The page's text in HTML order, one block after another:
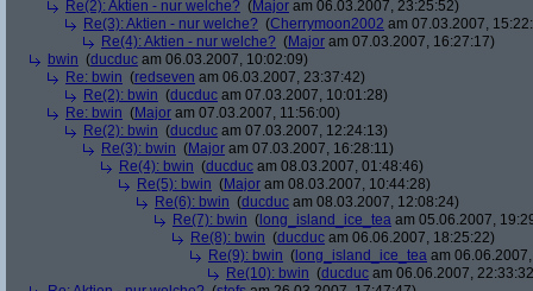
Re(2): Aktien - nur welche? (Major am 06.03.2007, 23:25:52)
Re(3): Aktien - nur welche? (Cherrymoon2002 am 07.03.2007,
Re(4): Aktien - nur welche? (Major am 07.03.2007, 16:27:17)
bwin (ducduc am 06.03.2007, 10:02:09)
Re: bwin (redseven am 06.03.2007, 23:37:42)
Re(2): bwin (ducduc am 07.03.2007, 10:01:28)
Re: bwin (Major am 07.03.2007, 11:56:00)
Re(2): bwin (ducduc am 07.03.2007, 12:24:13)
Re(3): bwin (Major am 07.03.2007, 16:28:11)
Re(4): bwin (ducduc am 08.03.2007, 01:48:46)
Re(5): bwin (Major am 08.03.2007, 10:44:28)
Re(6): bwin (ducduc am 08.03.2007, 12:08:24)
Re(7): bwin ( long_island_ice_tea am 05.06.2007,
Re(8): bwin (ducduc am 06.06.2007, 18:25:22)
Re(9): bwin ( long_island_ice_tea am
Re(10): bwin (ducduc am 06.06.2007,